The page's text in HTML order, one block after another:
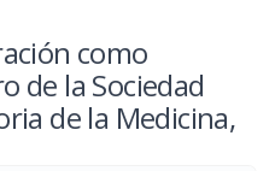
como
de la Sociedad
de la Medicina,